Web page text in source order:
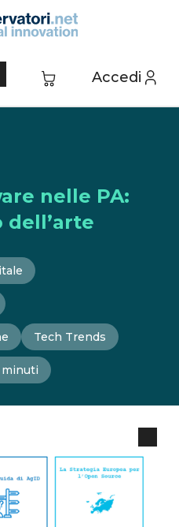
Accedi
nelle PA:
dell’arte
Tech Trends
minuti